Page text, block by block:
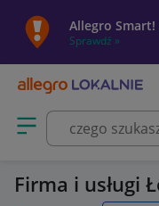
Allegro Smart!
Sprawdź »
Otwórz menu z
Firma i usługi